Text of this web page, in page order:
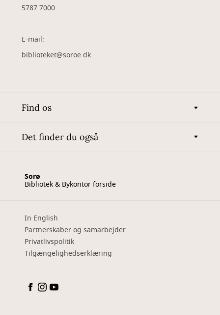
5787 7000
E-mail:
biblioteket@soroe.dk
Find os
Det finder du også
Sorø
Bibliotek & Bykontor forside
In English
Partnerskaber og samarbejder
Privatlivspolitik
Tilgængelighedserklæring